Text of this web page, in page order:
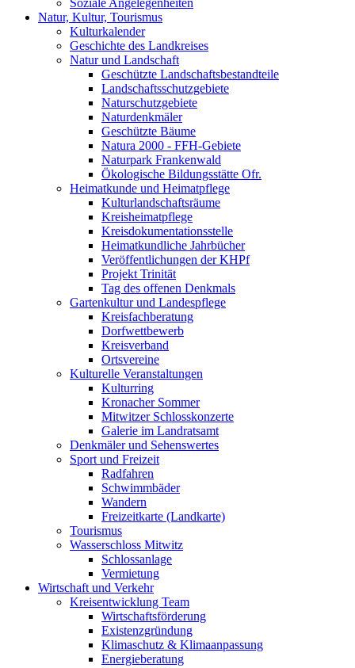
Soziale Angelegenheiten
Natur, Kultur, Tourismus
Kulturkalender
Geschichte des Landkreises
Natur und Landschaft
Geschützte Landschaftsbestandteile
Landschaftsschutzgebiete
Naturschutzgebiete
Naturdenkmäler
Geschützte Bäume
Natura 2000 - FFH-Gebiete
Naturpark Frankenwald
Ökologische Bildungsstätte Ofr.
Heimatkunde und Heimatpflege
Kulturlandschaftsräume
Kreisheimatpflege
Kreisdokumentationsstelle
Heimatkundliche Jahrbücher
Veröffentlichungen der KHPf
Projekt Trinität
Tag des offenen Denkmals
Gartenkultur und Landespflege
Kreisfachberatung
Dorfwettbewerb
Kreisverband
Ortsvereine
Kulturelle Veranstaltungen
Kulturring
Kronacher Sommer
Mitwitzer Schlosskonzerte
Galerie im Landratsamt
Denkmäler und Sehenswertes
Sport und Freizeit
Radfahren
Schwimmbäder
Wandern
Freizeitkarte (Landkarte)
Tourismus
Wasserschloss Mitwitz
Schlossanlage
Vermietung
Wirtschaft und Verkehr
Kreisentwicklung Team
Wirtschaftsförderung
Existenzgründung
Klimaschutz & Klimaanpassung
Energieberatung